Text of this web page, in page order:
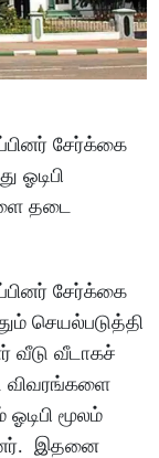
சேர்க்கை
ஓடிபி
தடை
சேர்க்கை
செயல்படுத்தி
வீடு வீடாகச்
விவரங்களை
மூலம்
இதனை